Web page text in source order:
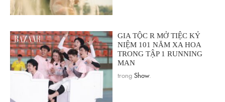
GIA TỘC R MỞ TIỆC KỶ
NIỆM 101 NĂM XA HOA
TRONG TẬP 1 RUNNING
MAN
trong Show.